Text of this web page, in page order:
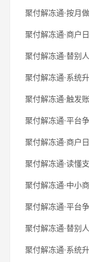
聚付解冻通·按月
聚付解冻通·商户
聚付解冻通·替别
聚付解冻通·系统
聚付解冻通·触发
聚付解冻通·平台
聚付解冻通·商户
聚付解冻通·读懂
聚付解冻通·中小
聚付解冻通·平台
聚付解冻通·替别
聚付解冻通·系统